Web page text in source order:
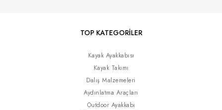
TOP KATEGORİLER
Kayak Ayakkabısı
Kayak Takımı
Dalış Malzemeleri
Aydınlatma Araçları
Outdoor Ayakkabı